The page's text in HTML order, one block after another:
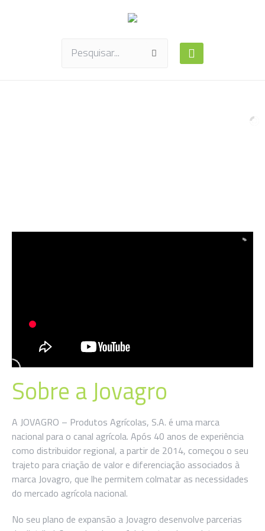
Sobre a Jovagro
A JOVAGRO – Produtos Agrícolas, S.A. é uma marca
nacional para o canal agrícola. Após 40 anos de experiência
como distribuidor regional, a partir de 2014, começou o seu
trajeto para criação de valor e diferenciação associados à
marca Jovagro, que lhe permitem colmatar as necessidades
do mercado agrícola nacional.
No seu plano de expansão a Jovagro desenvolve parcerias